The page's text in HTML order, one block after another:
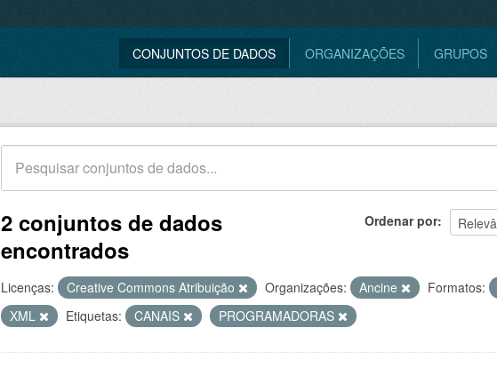
CONJUNTOS DE DADOS ORGANIZAÇÕES GRUPOS
Ordenar por
2 conjuntos de dados
encontrados
Licenças: Creative Commons Atribuição Organizações: Ancine Formatos:
XML
Etiquetas: CANAIS PROGRAMADORAS